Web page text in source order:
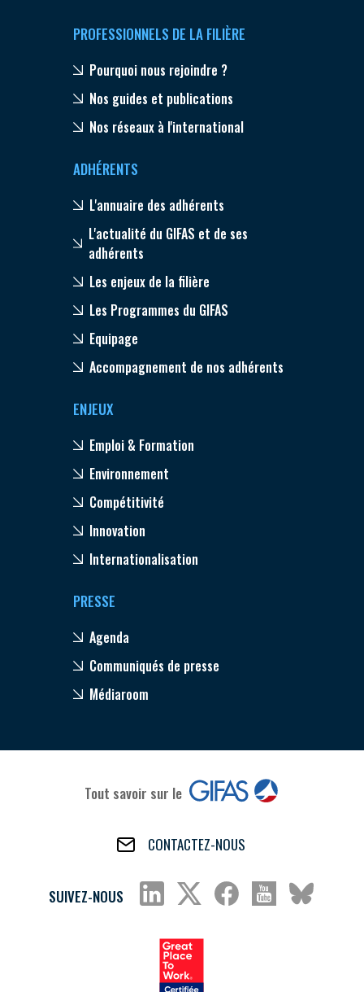
PROFESSIONNELS DE LA FILIÈRE
Pourquoi nous rejoindre ?
Nos guides et publications
Nos réseaux à l'international
ADHÉRENTS
L'annuaire des adhérents
L'actualité du GIFAS et de ses
adhérents
Les enjeux de la filière
Les Programmes du GIFAS
Equipage
Accompagnement de nos adhérents
ENJEUX
Emploi & Formation
Environnement
Compétitivité
Innovation
Internationalisation
PRESSE
Agenda
Communiqués de presse
Médiaroom
Tout savoir sur le
CONTACTEZ-NOUS
SUIVEZ-NOUS